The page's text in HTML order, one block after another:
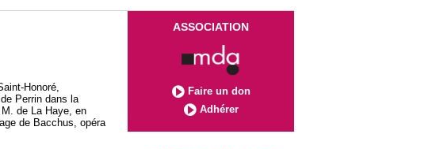
Honoré,
Perrin dans la
de La Haye, en
de Bacchus, opéra
ASSOCIATION
Faire un don
Adhérer